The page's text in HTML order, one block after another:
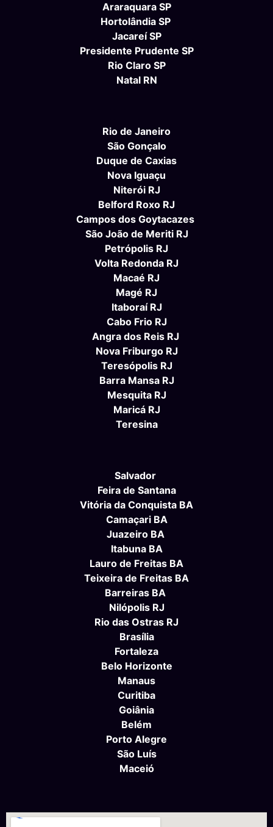
Araraquara SP
Hortolândia SP
Jacareí SP
Presidente Prudente SP
Rio Claro SP
Natal RN
Rio de Janeiro
São Gonçalo
Duque de Caxias
Nova Iguaçu
Niterói RJ
Belford Roxo RJ
Campos dos Goytacazes
São João de Meriti RJ
Petrópolis RJ
Volta Redonda RJ
Macaé RJ
Magé RJ
Itaboraí RJ
Cabo Frio RJ
Angra dos Reis RJ
Nova Friburgo RJ
Teresópolis RJ
Barra Mansa RJ
Mesquita RJ
Maricá RJ
Teresina
Salvador
Feira de Santana
Vitória da Conquista BA
Camaçari BA
Juazeiro BA
Itabuna BA
Lauro de Freitas BA
Teixeira de Freitas BA
Barreiras BA
Nilópolis RJ
Rio das Ostras RJ
Brasília
Fortaleza
Belo Horizonte
Manaus
Curitiba
Goiânia
Belém
Porto Alegre
São Luís
Maceió